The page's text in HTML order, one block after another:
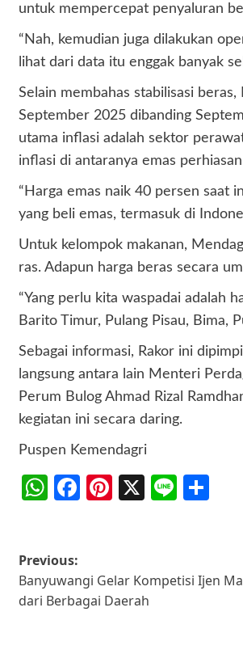
untuk mempercepat penyaluran
“Nah, kemudian juga dilakukan
lihat dari data itu enggak banyak
Selain membahas stabilisasi
September 2025 dibanding
utama inflasi adalah sektor
inflasi di antaranya emas
“Harga emas naik 40 persen saat
yang beli emas, termasuk di
Untuk kelompok makanan,
ras. Adapun harga beras secara
“Yang perlu kita waspadai adalah
Barito Timur, Pulang Pisau, Bima,
Sebagai informasi, Rakor ini
langsung antara lain Menteri
Perum Bulog Ahmad Rizal
kegiatan ini secara daring.
Puspen Kemendagri
WhatsApp
Facebook
Pinterest
X Line
Post
navigation
Previous:
Banyuwangi Gelar Kompetisi Ijen
dari Berbagai Daerah